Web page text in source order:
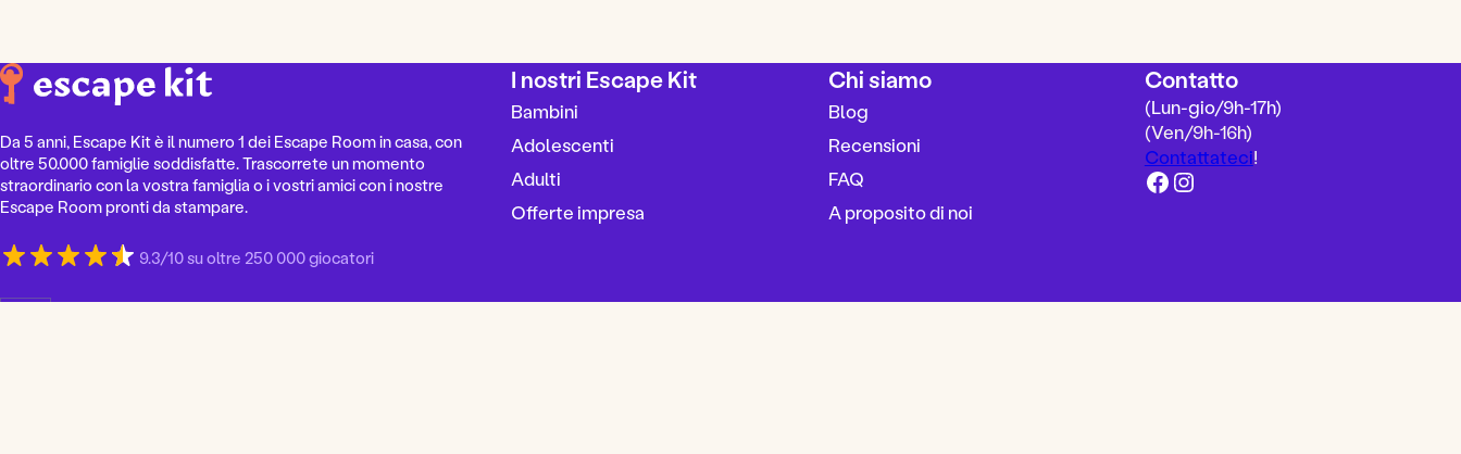
Da 5 anni, Escape Kit è il numero 1 dei Escape Room in casa, con
oltre 50.000 famiglie soddisfatte. Trascorrete un momento
straordinario con la vostra famiglia o i vostri amici con i nostre
Escape Room pronti da stampare.
9.3/10 su oltre 250 000 giocatori
S
I nostri Escape Kit
Bambini
Adolescenti
Adulti
Offerte impresa
Chi siamo
Blog
Recensioni
FAQ
A proposito di noi
Contatto
(Lun-gio/9h-17h)
(Ven/9h-16h)
Contattateci!
Facebook Instagram